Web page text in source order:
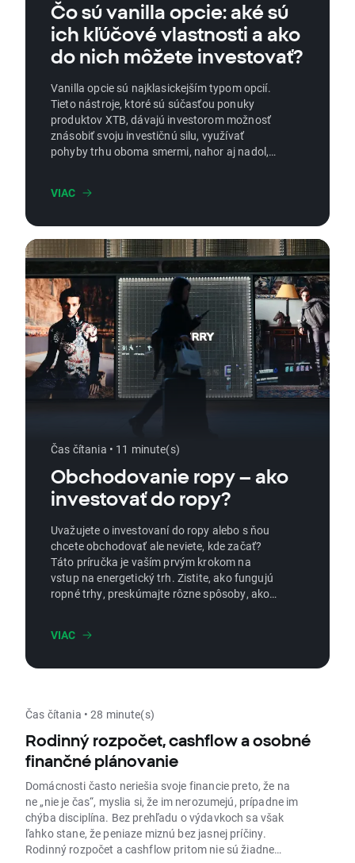
Čo sú vanilla opcie: aké sú
ich kľúčové vlastnosti a ako
do nich môžete investovať?
Vanilla opcie sú najklasickejším typom opcií.
Tieto nástroje, ktoré sú súčasťou ponuky
produktov XTB, dávajú investorom možnosť
znásobiť svoju investičnú silu, využívať
pohyby trhu oboma smermi, nahor aj nadol, a
aké stratégie možno pri ich využití zvoliť a
VIAC
Čas čítania • 11 minute(s)
Obchodovanie ropy – ako
investovať do ropy?
Uvažujete o investovaní do ropy alebo s ňou
chcete obchodovať ale neviete, kde začať?
Táto príručka je vaším prvým krokom na
vstup na energetický trh. Zistite, ako fungujú
ropné trhy, preskúmajte rôzne spôsoby, ako
jednej z najvplyvnejších komodít na svete.
investor, tento článok vás zodpovie, ako viete
VIAC
Čas čítania • 28 minute(s)
Rodinný rozpočet, cashflow a osobné
finančné plánovanie
Domácnosti často neriešia svoje financie preto, že na
ne „nie je čas“, myslia si, že im nerozumejú, prípadne im
chýba disciplína. Bez prehľadu o výdavkoch sa však
ľahko stane, že peniaze miznú bez jasnej príčiny.
Rodinný rozpočet a cashflow pritom nie sú žiadne